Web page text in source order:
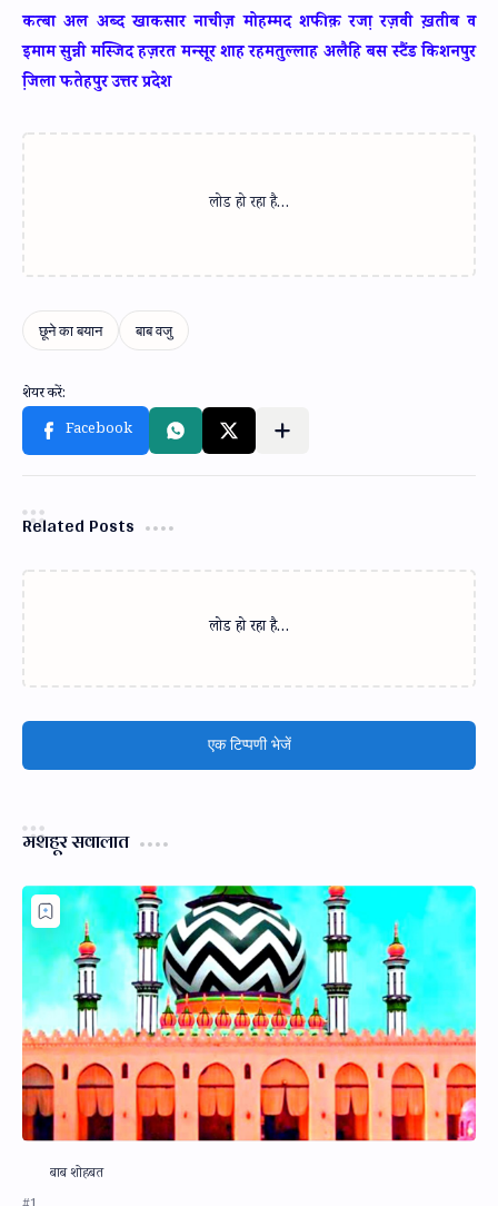
कत्बा अल अब्द खाकसार नाचीज़ मोहम्मद शफीक़ रजा़ रज़वी ख़तीब व
इमाम सुन्नी मस्जिद हज़रत मन्सूर शाह रहमतुल्लाह अलैहि बस स्टैंड किशनपुर
जि़ला फतेहपुर उत्तर प्रदेश
Related Posts
लोड हो रहा है…
एक टिप्पणी भेजें
मशहूर सवालात